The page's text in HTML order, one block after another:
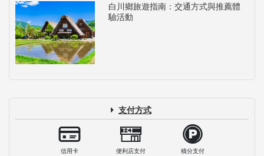
白川鄉旅遊指南：交通方式與推薦體
驗活動
支付方式
信用卡 便利店支付 積分支付